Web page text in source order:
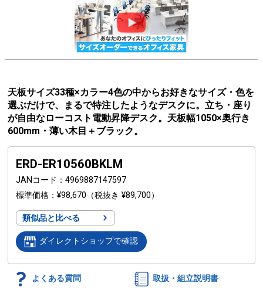
天板サイズ33種×カラー4色の中からお好きなサイズ・色を
選ぶだけで、まるで特注したようなデスクに。立ち・座り
が自由なローコスト電動昇降デスク。天板幅1050×奥行き
600mm・薄い木目＋ブラック。
ERD-ER10560BKLM
JANコード
4969887147597
標準価格
¥98,670 （税抜き ¥89,700）
類似品と比べる
ダイレクトショップで確認
よくある質問 取扱・組立説明書